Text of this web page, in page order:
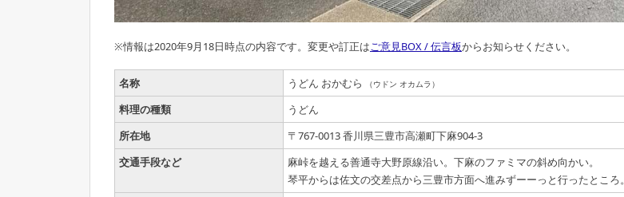
※情報は2020年9月18日時点の内容です。変更や訂正はご意見BOX / 伝言板からお知らせください。
名称 うどん おかむら （ウドン オカムラ）
料理の種類
うどん
所在地
〒767-0013 香川県三豊市高瀬町下麻904-3
交通手段など
麻峠を越える善通寺大野原線沿い。下麻のファミマの斜め向かい。
琴平からは佐文の交差点から三豊市方面へ進みずーーっと行ったところ。